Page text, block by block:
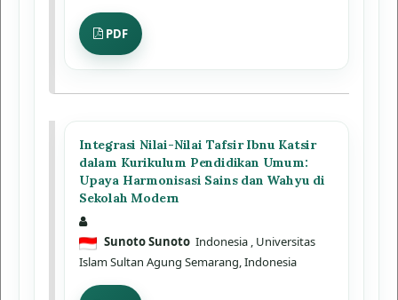
PDF
Integrasi Nilai-Nilai Tafsir Ibnu Katsir
dalam Kurikulum Pendidikan Umum:
Upaya Harmonisasi Sains dan Wahyu di
Sekolah Modern
Sunoto Sunoto Indonesia , Universitas
Islam Sultan Agung Semarang, Indonesia